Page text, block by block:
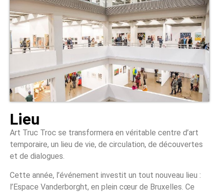
Lieu
Art Truc Troc se transformera en véritable centre d’art
temporaire, un lieu de vie, de circulation, de découvertes
et de dialogues.
Cette année, l’événement investit un tout nouveau lieu :
l’Espace Vanderborght, en plein cœur de Bruxelles. Ce